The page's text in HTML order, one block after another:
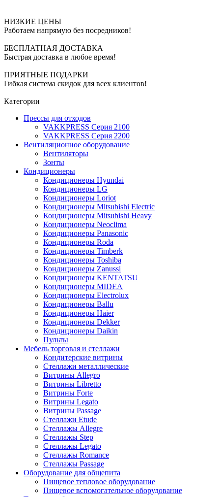
НИЗКИЕ ЦЕНЫ
Работаем напрямую без посредников!
БЕСПЛАТНАЯ ДОСТАВКА
Быстрая доставка в любое время!
ПРИЯТНЫЕ ПОДАРКИ
Гибкая система скидок для всех клиентов!
Категории
Прессы для отходов
VAKKPRESS Серия 2100
VAKKPRESS Серия 2200
Вентиляционное оборудование
Вентиляторы
Зонты
Кондиционеры
Кондиционеры Hyundai
Кондиционеры LG
Кондиционеры Loriot
Кондиционеры Mitsubishi Electric
Кондиционеры Mitsubishi Heavy
Кондиционеры Neoclima
Кондиционеры Panasonic
Кондиционеры Roda
Кондиционеры Timberk
Кондиционеры Toshiba
Кондиционеры Zanussi
Кондиционеры KENTATSU
Кондиционеры MIDEA
Кондиционеры Electrolux
Кондиционеры Ballu
Кондиционеры Haier
Кондиционеры Dekker
Кондиционеры Daikin
Пульты
Мебель торговая и стеллажи
Кондитерские витрины
Стеллажи металлические
Витрины Allegro
Витрины Libretto
Витрины Forte
Витрины Legato
Витрины Passage
Стеллажи Etude
Стеллажы Allegre
Стеллажы Step
Стеллажы Legato
Стеллажы Romance
Стеллажы Passage
Оборудование для общепита
Пищевое тепловое оборудование
Пищевое вспомогательное оборудование